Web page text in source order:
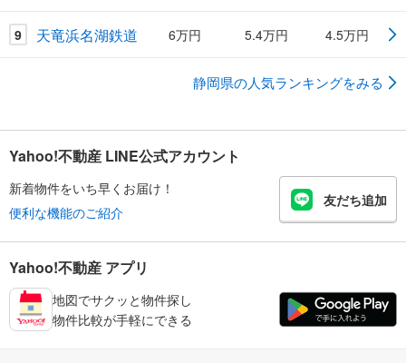
9 天竜浜名湖鉄道 6万円 5.4万円 4.5万円
静岡県の人気ランキングをみる
Yahoo!不動産 LINE公式アカウント
新着物件をいち早くお届け！
便利な機能のご紹介
友だち追加
Yahoo!不動産 アプリ
地図でサクッと物件探し
物件比較が手軽にできる